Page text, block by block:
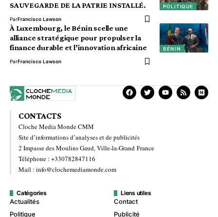
POLITIQUE
SAUVEGARDE DE LA PATRIE INSTALLÉ.
ParFrancisco Lawson
BÉNIN
À Luxembourg, le Bénin scelle une
alliance stratégique pour propulser la
finance durable et l’innovation africaine
ParFrancisco Lawson
CONTACTS
Cloche Media Monde CMM
Site d’informations d’analyses et de publicités
2 Impasse des Moulins Gaud, Ville-la-Grand France
Téléphone : +330782847116
Mail : info@clochemediamonde.com
Catégories
Actualités
Politique
Liens utiles
Contact
Publicité